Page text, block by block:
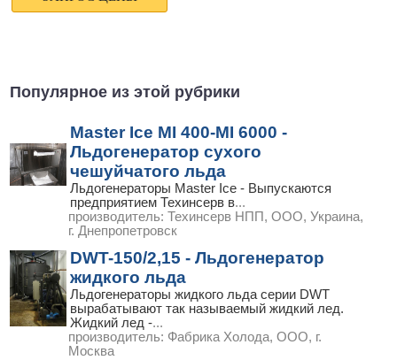
Популярное из этой рубрики
Master Ice MI 400-MI 6000 -
Льдогенератор сухого
чешуйчатого льда
Льдогенераторы Master Ice - Выпускаются
предприятием Техинсерв в...
производитель: Техинсерв НПП, ООО, Украина,
г. Днепропетровск
DWT-150/2,15 - Льдогенератор
жидкого льда
Льдогенераторы жидкого льда серии DWT
вырабатывают так называемый жидкий лед.
Жидкий лед -...
производитель: Фабрика Холода, ООО, г.
Москва